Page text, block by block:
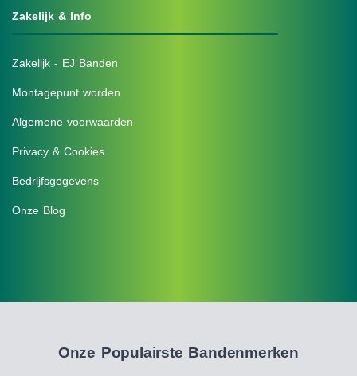
Zakelijk & Info
Zakelijk - EJ Banden
Montagepunt worden
Algemene voorwaarden
Privacy & Cookies
Bedrijfsgegevens
Onze Blog
Onze Populairste Bandenmerken